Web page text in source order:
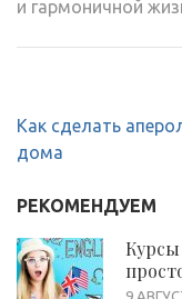
и гармоничной
Навигация
по
Как сделать
дома
РЕКОМЕНДУЕМ
9